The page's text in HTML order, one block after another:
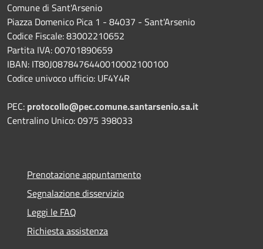
Comune di Sant'Arsenio
Piazza Domenico Pica 1 - 84037 - Sant'Arsenio
Codice Fiscale: 83002210652
Partita IVA: 00701890659
IBAN: IT80J0878476440010002100100
Codice univoco ufficio: UF4Y4R
PEC: protocollo@pec.comune.santarsenio.sa.it
Centralino Unico: 0975 398033
Prenotazione appuntamento
Segnalazione disservizio
Leggi le FAQ
Richiesta assistenza